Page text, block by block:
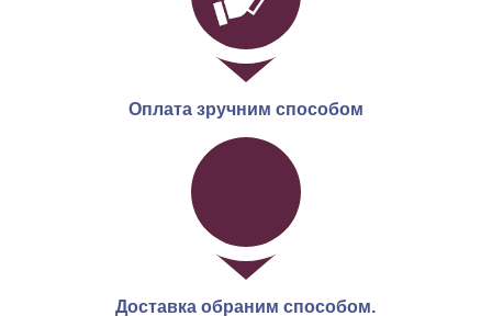
Оплата зручним способом
Доставка обраним способом.